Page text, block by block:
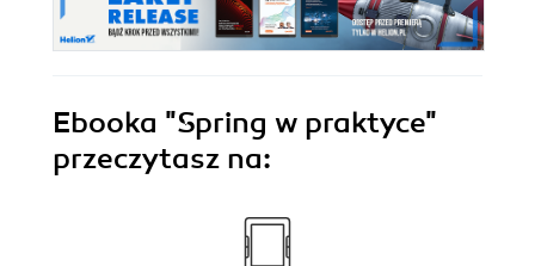
Ebooka "Spring w praktyce"
przeczytasz na: